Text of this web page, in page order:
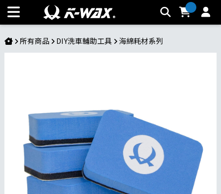
鍍膜專用海綿 | K-WAX台灣汽車美容材料
所有商品 DIY洗車輔助工具 海綿耗材系列